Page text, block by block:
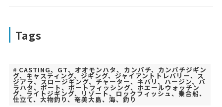
Tags
CASTING、GT、オオモンハタ、カンパチ、カンパチジギン
グ、キャスティング、ジギング、ジャイアントトレバリー、ス
ジアラ、スロージギング、チャーター、ネバリ、ハージン、バ
ラハタ、ボート、ボートフィッシング、ホエールウォッチン
グ、ライトジギング、リゾート、ロックフィッシュ、乗合船、
仕立て、大物釣り、奄美大島、海、釣り